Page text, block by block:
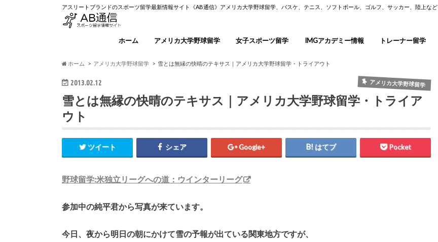
アスリートブランドのスポーツ留学最新情報サイト《AB通信》アメリカ大学野球留学、バスケ、テニス、ソフトボール、ゴルフ、サッカー、陸上など
ホーム アメリカ大学野球留学 女子スポーツ留学 IMGアカデミー情報 トレーナー留学
ホーム アメリカ大学野球留学 雪とは無縁の快晴のテキサス｜アメリカ大学野球留学・トライアウト
2013.02.12 アメリカ大学野球留学
雪とは無縁の快晴のテキサス｜アメリカ大学野球留学・トライア
ウト
ツイート シェア Google+ はてブ Pocket
野球留学:米独立リーグへの道：ウインターリーグ
参加中の純平君から写真が来ています。
今日、夜から明日の朝にかけて雪の予報が出ている関東地方ですが、